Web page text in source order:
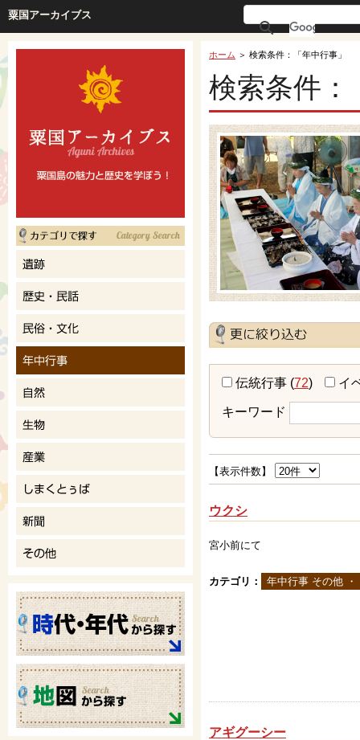
粟国アーカイブス
ホーム ＞ 検索条件：「年中行事」
検索条件：
伝統行事 (72) イ
キーワード
【表示件数】
ウクシ
宮小前にて
カテゴリ： 年中行事 その他
アギグーシー